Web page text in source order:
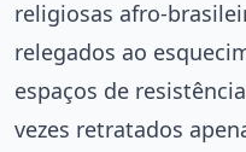
religiosas afro-
relegados ao
espaços de
vezes retratados